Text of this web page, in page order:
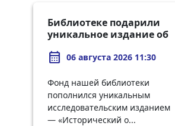
Библиотеке подарили
уникальное издание об
Забайкалья
calendar_month 06 августа 2026 11:30
Фонд нашей библиотеки
пополнился уникальным
исследовательским изданием
— «Исторический о...